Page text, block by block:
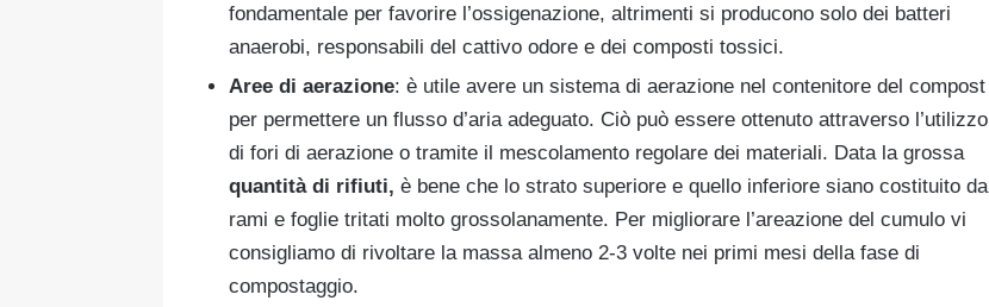
fondamentale per favorire l’ossigenazione, altrimenti si producono solo dei batteri
anaerobi, responsabili del cattivo odore e dei composti tossici.
Aree di aerazione: è utile avere un sistema di aerazione nel contenitore del compost
per permettere un flusso d’aria adeguato. Ciò può essere ottenuto attraverso l’utilizzo
di fori di aerazione o tramite il mescolamento regolare dei materiali. Data la grossa
quantità di rifiuti, è bene che lo strato superiore e quello inferiore siano costituito da
rami e foglie tritati molto grossolanamente. Per migliorare l’areazione del cumulo vi
consigliamo di rivoltare la massa almeno 2-3 volte nei primi mesi della fase di
compostaggio.